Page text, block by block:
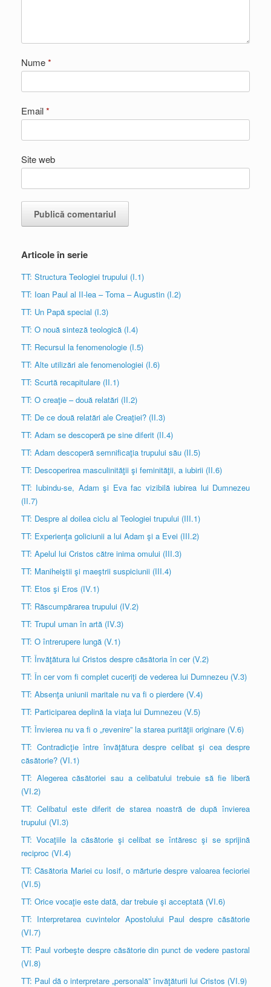
Nume*
Email*
Site web
Articole în serie
TT: Structura Teologiei trupului (I.1)
TT: Ioan Paul al II-lea – Toma – Augustin (I.2)
TT: Un Papă special (I.3)
TT: O nouă sinteză teologică (I.4)
TT: Recursul la fenomenologie (I.5)
TT: Alte utilizări ale fenomenologiei (I.6)
TT: Scurtă recapitulare (II.1)
TT: O creaţie – două relatări (II.2)
TT: De ce două relatări ale Creaţiei? (II.3)
TT: Adam se descoperă pe sine diferit (II.4)
TT: Adam descoperă semnificaţia trupului său (II.5)
TT: Descoperirea masculinităţii şi feminităţii, a iubirii (II.6)
TT: Iubindu-se, Adam şi Eva fac vizibilă iubirea lui Dumnezeu
(II.7)
TT: Despre al doilea ciclu al Teologiei trupului (III.1)
TT: Experienţa goliciunii a lui Adam şi a Evei (III.2)
TT: Apelul lui Cristos către inima omului (III.3)
TT: Maniheiştii şi maeştrii suspiciunii (III.4)
TT: Etos şi Eros (IV.1)
TT: Răscumpărarea trupului (IV.2)
TT: Trupul uman în artă (IV.3)
TT: O întrerupere lungă (V.1)
TT: Învăţătura lui Cristos despre căsătoria în cer (V.2)
TT: În cer vom fi complet cuceriţi de vederea lui Dumnezeu (V.3)
TT: Absenţa uniunii maritale nu va fi o pierdere (V.4)
TT: Participarea deplină la viaţa lui Dumnezeu (V.5)
TT: Învierea nu va fi o „revenire” la starea purităţii originare (V.6)
TT: Contradicţie între învăţătura despre celibat şi cea despre
căsătorie? (VI.1)
TT: Alegerea căsătoriei sau a celibatului trebuie să fie liberă
(VI.2)
TT: Celibatul este diferit de starea noastră de după învierea
trupului (VI.3)
TT: Vocaţiile la căsătorie şi celibat se întăresc şi se sprijină
reciproc (VI.4)
TT: Căsătoria Mariei cu Iosif, o mărturie despre valoarea fecioriei
(VI.5)
TT: Orice vocaţie este dată, dar trebuie şi acceptată (VI.6)
TT: Interpretarea cuvintelor Apostolului Paul despre căsătorie
(VI.7)
TT: Paul vorbeşte despre căsătorie din punct de vedere pastoral
(VI.8)
TT: Paul dă o interpretare „personală” învăţăturii lui Cristos (VI.9)